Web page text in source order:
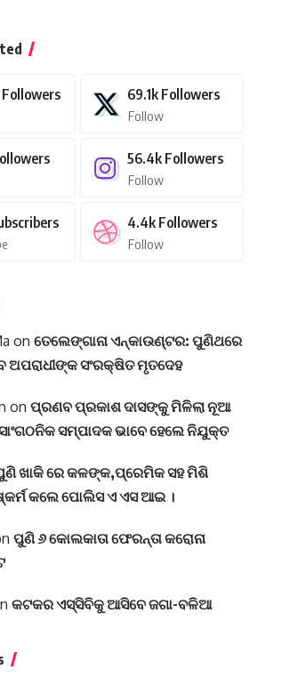
Followers 69.1k Followers
Follow
56.4k Followers
Follow
4.4k Followers
Follow
on ତେଲେଙ୍ଗାନା ଏନ୍‌କାଉଣ୍ଟର: ପୁଣିଥରେ
ଅପରାଧୀଙ୍କ ସଂରକ୍ଷିତ ମୃତଦେହ
on ପ୍ରଣବ ପ୍ରକାଶ ଦାସଙ୍କୁ ମିଳିଲା ନୂଆ
ସମ୍ପାଦକ ଭାବେ ହେଲେ ନିଯୁକ୍ତ
ଖାକି ରେ କଳଙ୍କ,ପ୍ରେମିକ ସହ ମିଶି
କଲେ ପୋଲିସ ଏ ଏସ ଆଇ ।
ପୁଣି ୬ କୋଲକାତା ଫେରନ୍ତା କରୋନା
କଟକର ଏସ୍‌ସିବିକୁ ଆସିବେ ଜଗା-ବଳିଆ